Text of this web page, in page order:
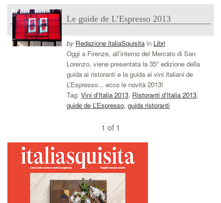
Le guide de L’Espresso 2013
by Redazione italiaSquisitain Libri
Oggi a Firenze, all’interno del Mercato di San
Lorenzo, viene presentata la 35° edizione della
guida ai ristoranti e la guida ai vini italiani de
L’Espresso... ecco le novità 2013!
Tag: Vini d’Italia 2013, Ristoranti d’Italia 2013,
guide de L’Espresso, guida ristoranti
1 of 1